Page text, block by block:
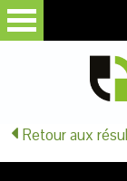
Retour aux